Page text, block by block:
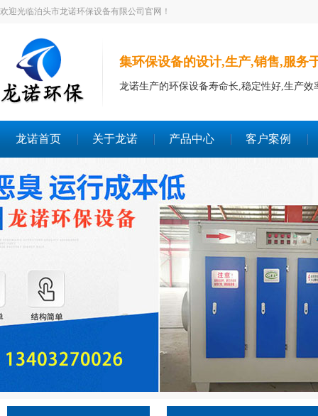
欢迎光临泊头市龙诺环保设备有限公司官网！
集环保设备的设计,生产,销售,服务
龙诺生产的环保设备寿命长,稳定性好,生产效
龙诺首页 关于龙诺 产品中心 客户案例